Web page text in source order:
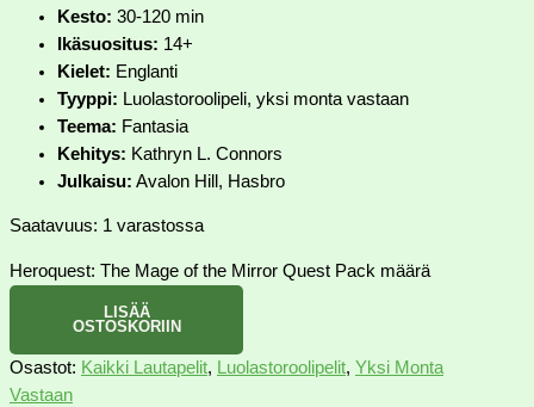
Kesto: 30-120 min
Ikäsuositus: 14+
Kielet: Englanti
Tyyppi: Luolastoroolipeli, yksi monta vastaan
Teema: Fantasia
Kehitys: Kathryn L. Connors
Julkaisu: Avalon Hill, Hasbro
Saatavuus: 1 varastossa
Heroquest: The Mage of the Mirror Quest Pack määrä
LISÄÄ
OSTOSKORIIN
Osastot: Kaikki Lautapelit, Luolastoroolipelit, Yksi Monta
Vastaan